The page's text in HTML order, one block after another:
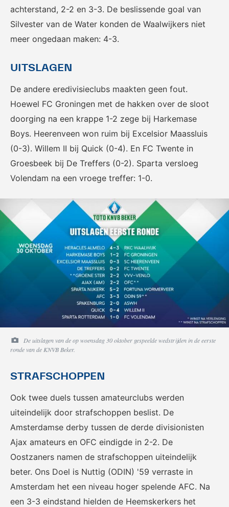
achterstand, 2-2 en 3-3. De beslissende goal van
Silvester van de Water konden de Waalwijkers niet
meer ongedaan maken: 4-3.
UITSLAGEN
De andere eredivisieclubs maakten geen fout.
Hoewel FC Groningen met de hakken over de sloot
doorging na een krappe 1-2 zege bij Harkemase
Boys. Heerenveen won ruim bij Excelsior Maassluis
(0-3). Willem II bij Quick (0-4). En FC Twente in
Groesbeek bij De Treffers (0-2). Sparta versloeg
Volendam na een vroege treffer: 1-0.
De uitslagen van de op woensdag 30 oktober gespeelde wedstrijden in de eerste
ronde van de KNVB Beker.
STRAFSCHOPPEN
Ook twee duels tussen amateurclubs werden
uiteindelijk door strafschoppen beslist. De
Amsterdamse derby tussen de derde divisionisten
Ajax amateurs en OFC eindigde in 2-2. De
Oostzaners namen de strafschoppen uiteindelijk
beter. Ons Doel is Nuttig (ODIN) '59 verraste in
Amsterdam het een niveau hoger spelende AFC. Na
een 3-3 eindstand hielden de Heemskerkers het